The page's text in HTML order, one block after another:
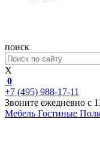
поиск
X
0
+7 (495) 988-17-11
Звоните ежедневно с
Мебель Гостиные